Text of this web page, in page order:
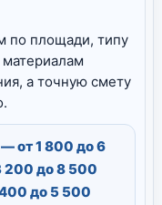
по площади, типу
а точную смету
— от 1 800 до 6
200 до 8 500
до 5 500